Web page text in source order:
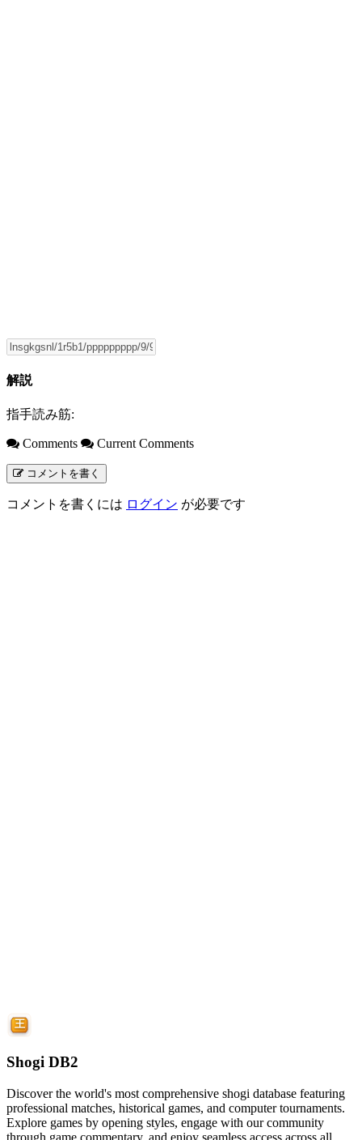
解説
指手読み筋:
Comments Current Comments
コメントを書く
コメントを書くには ログイン が必要です
Shogi DB2
Discover the world's most comprehensive shogi database featuring
professional matches, historical games, and computer tournaments.
Explore games by opening styles, engage with our community
through game commentary, and enjoy seamless access across all